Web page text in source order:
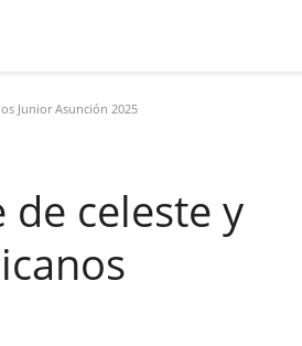
Junior Asunción 2025
celeste y